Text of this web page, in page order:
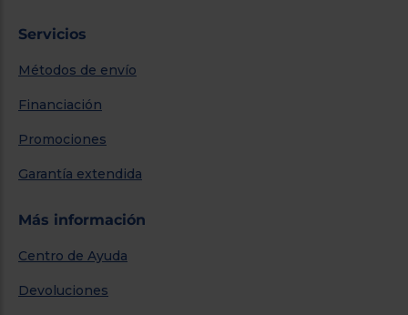
Servicios
Métodos de envío
Financiación
Promociones
Garantía extendida
Más información
Centro de Ayuda
Devoluciones